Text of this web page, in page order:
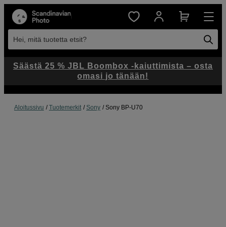
Hei, mitä tuotetta etsit?
Aloitussivu Tuotemerkit Sony Sony BP-U70
Säästä 25 % JBL Boombox -kaiuttimista – osta
omasi jo tänään!